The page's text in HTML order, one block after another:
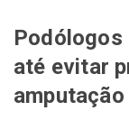
Podólogos
até evitar